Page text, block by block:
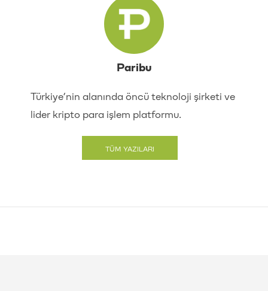
Paribu
Türkiye’nin alanında öncü teknoloji şirketi ve
lider kripto para işlem platformu.
TÜM YAZILARI